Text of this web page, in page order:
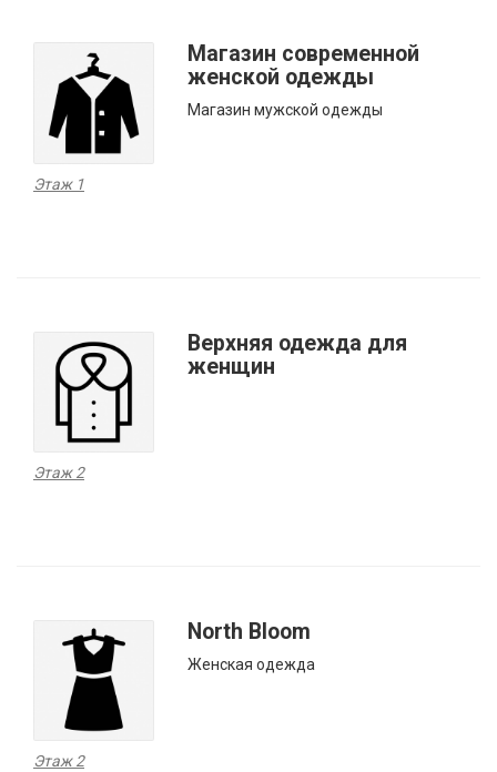
Магазин современной
женской одежды
Магазин мужской одежды
Этаж 1
Верхняя одежда для
женщин
Этаж 2
North Bloom
Женская одежда
Этаж 2